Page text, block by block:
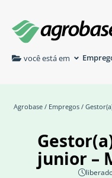
você está em
Agrobase / Empregos /
junior –